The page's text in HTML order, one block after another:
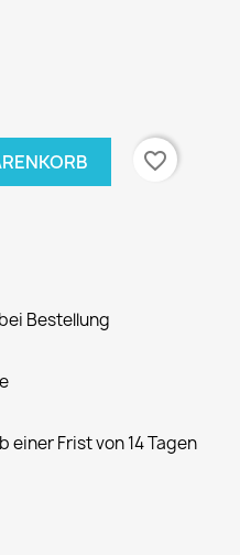
favorite_border
Bestellung
einer Frist von 14 Tagen